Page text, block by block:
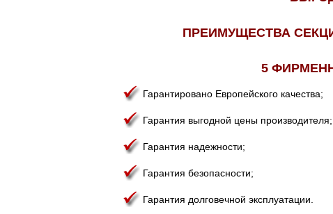
ПРЕИМУЩЕСТВА
5
Гарантировано Европейского качества;
Гарантия выгодной цены производителя;
Гарантия надежности;
Гарантия безопасности;
Гарантия долговечной эксплуатации.